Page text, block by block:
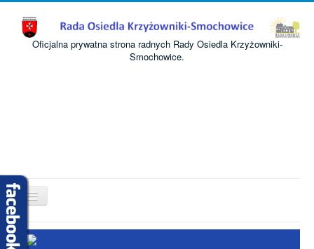
Oficjalna prywatna strona radnych Rady Osiedla Krzyżowniki-
Smochowice.
Przełącz
nawigację
Start